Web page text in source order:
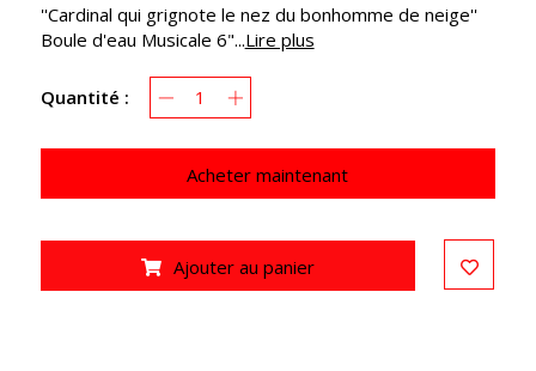
''Cardinal qui grignote le nez du bonhomme de neige''
Boule d'eau Musicale 6"...Lire plus
Quantité :
Acheter maintenant
Ajouter au panier